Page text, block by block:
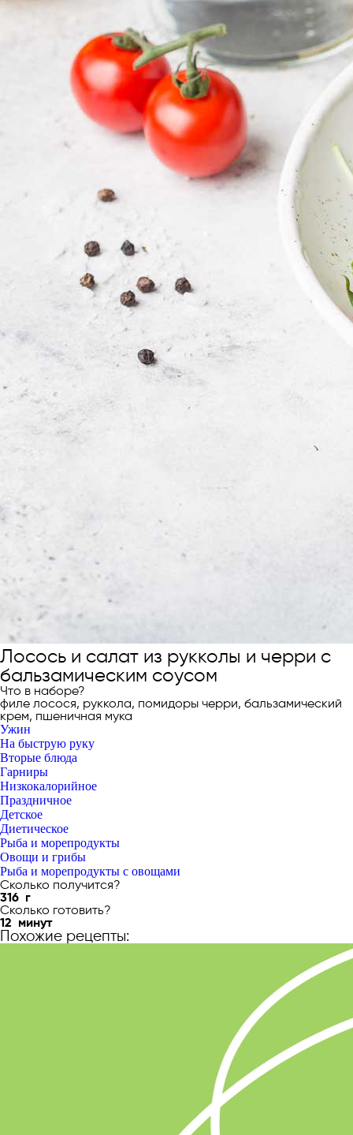
Лосось и салат из рукколы и черри с
бальзамическим соусом
Что в наборе?
филе лосося, руккола, помидоры черри, бальзамический
крем, пшеничная мука
Ужин
На быструю руку
Вторые блюда
Гарниры
Низкокалорийное
Праздничное
Детское
Диетическое
Рыба и морепродукты
Овощи и грибы
Рыба и морепродукты с овощами
Сколько получится?
316 г
Сколько готовить?
12 минут
Похожие рецепты: